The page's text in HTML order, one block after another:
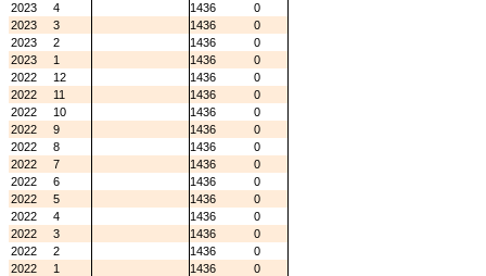
2023
4 1436
0
2023
3 1436
0
2023
2 1436
0
2023
1 1436
0
2022
12 1436
0
2022
11 1436
0
2022
10 1436
0
2022
9 1436
0
2022
8 1436
0
2022
7 1436
0
2022
6 1436
0
2022
5 1436
0
2022
4 1436
0
2022
3 1436
0
2022
2 1436
0
2022
1 1436
0